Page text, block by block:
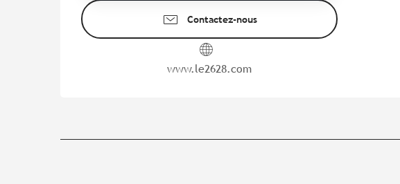
Contactez-nous
www.le2628.com